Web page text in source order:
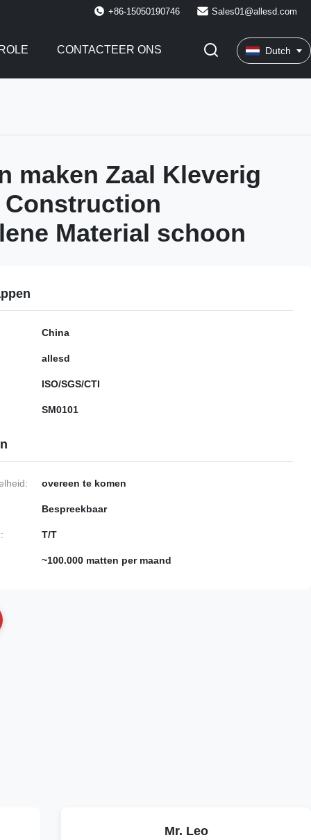
+86-15050190746 Sales01@allesd.com
CONTACTEER ONS Dutch
maken Zaal Kleverig
Construction
Material schoon
China
allesd
ISO/SGS/CTI
SM0101
overeen te komen
Bespreekbaar
T/T
~100.000 matten per maand
Mr. Leo